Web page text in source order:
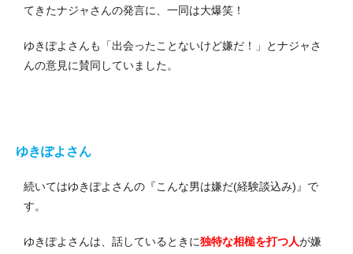
てきたナジャさんの発言に、一同は大爆笑！
ゆきぽよさんも「出会ったことないけど嫌だ！」とナジャさ
んの意見に賛同していました。
ゆきぽよさん
続いてはゆきぽよさんの『こんな男は嫌だ(経験談込み)』で
す。
ゆきぽよさんは、話しているときに独特な相槌を打つ人が嫌